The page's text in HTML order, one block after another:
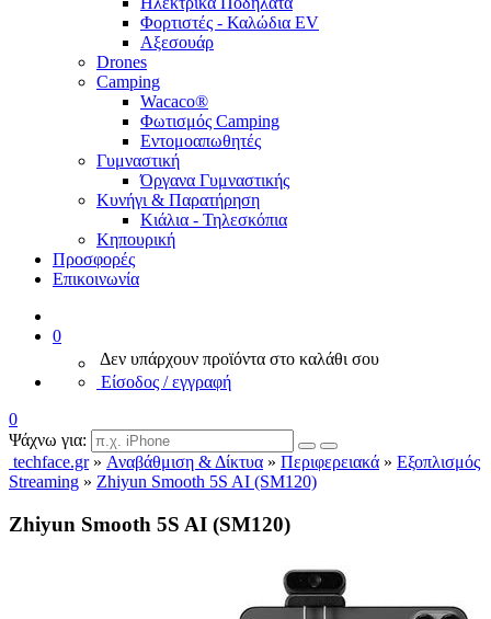
Φορτιστές - Καλώδια EV
Αξεσουάρ
Drones
Camping
Wacaco®
Φωτισμός Camping
Εντομοαπωθητές
Γυμναστική
Όργανα Γυμναστικής
Κυνήγι & Παρατήρηση
Κιάλια - Τηλεσκόπια
Κηπουρική
Προσφορές
Επικοινωνία
0
Δεν υπάρχουν προϊόντα στο καλάθι σου
Είσοδος / εγγραφή
0
Ψάχνω για:
techface.gr» Αναβάθμιση & Δίκτυα » Περιφερειακά » Εξοπλισμός
Streaming » Zhiyun Smooth 5S AI (SM120)
Zhiyun Smooth 5S AI (SM120)